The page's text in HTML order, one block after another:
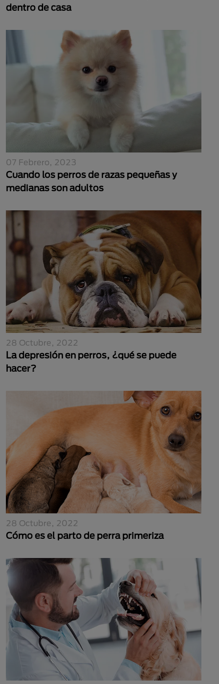
dentro de casa
07 Febrero, 2023
Cuando los perros de razas pequeñas y
medianas son adultos
28 Octubre, 2022
La depresión en perros, ¿qué se puede
hacer?
28 Octubre, 2022
Cómo es el parto de perra primeriza